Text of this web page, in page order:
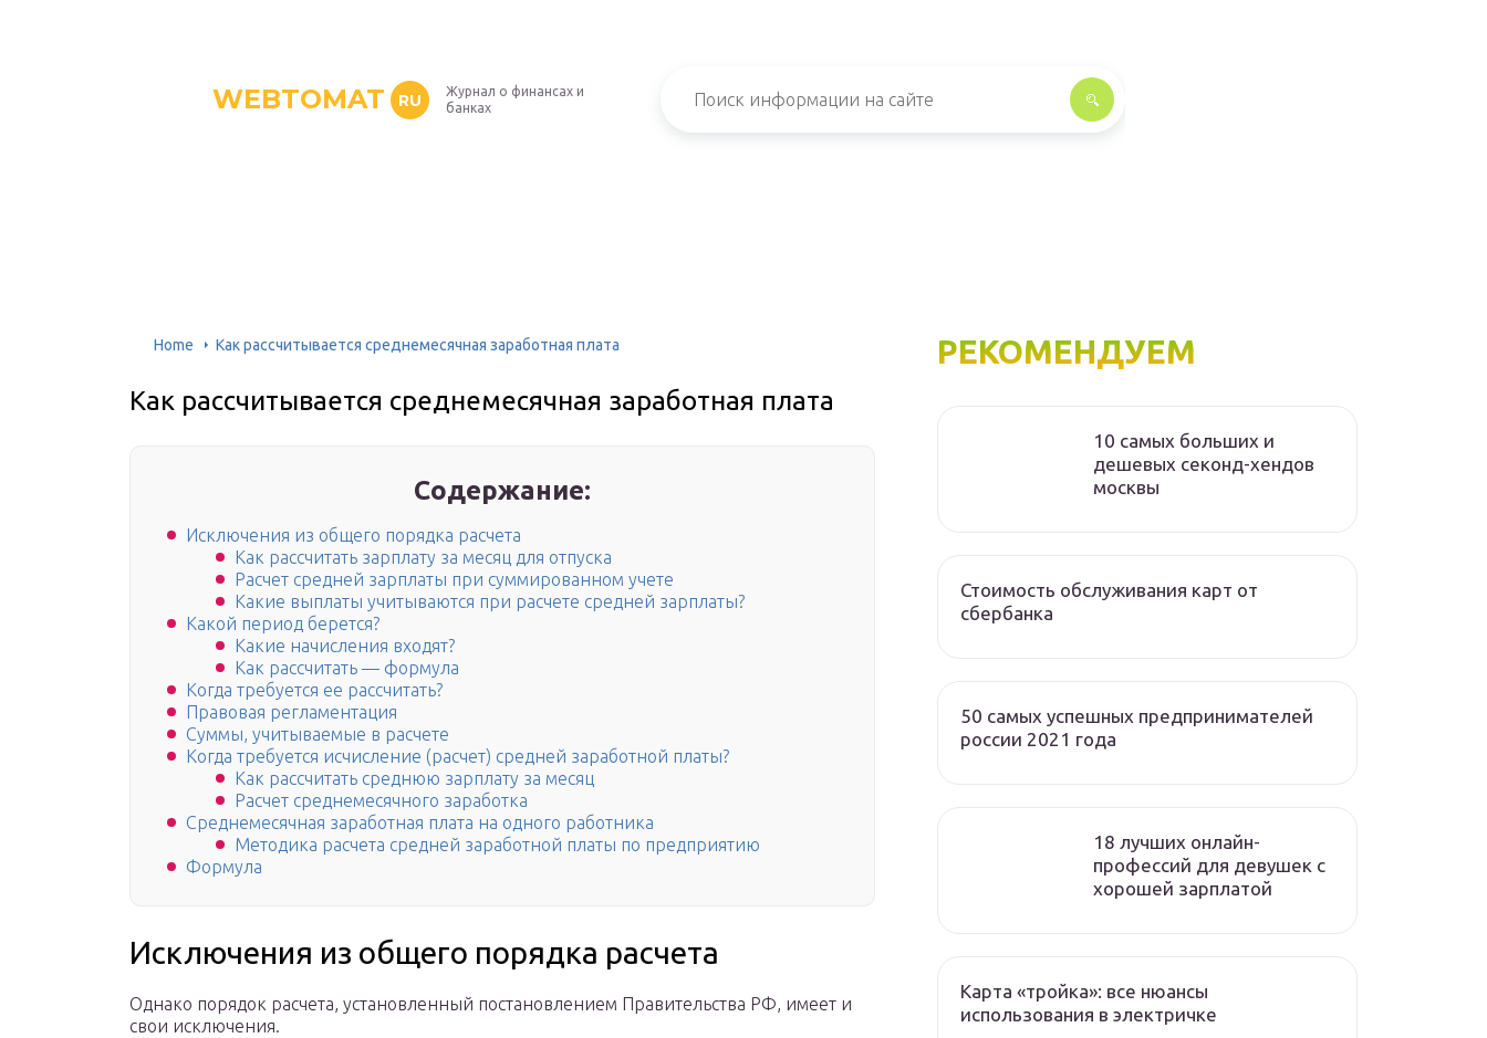
WEBTOMAT RU
Журнал о финансах и
банках
Home Как рассчитывается среднемесячная заработная плата
Как рассчитывается среднемесячная заработная плата
Содержание:
Исключения из общего порядка расчета
Как рассчитать зарплату за месяц для отпуска
Расчет средней зарплаты при суммированном учете
Какие выплаты учитываются при расчете средней зарплаты?
Какой период берется?
Какие начисления входят?
Как рассчитать — формула
Когда требуется ее рассчитать?
Правовая регламентация
Суммы, учитываемые в расчете
Когда требуется исчисление (расчет) средней заработной платы?
Как рассчитать среднюю зарплату за месяц
Расчет среднемесячного заработка
Среднемесячная заработная плата на одного работника
Методика расчета средней заработной платы по предприятию
Формула
Исключения из общего порядка расчета
Однако порядок расчета, установленный постановлением Правительства РФ, имеет и
свои исключения.
РЕКОМЕНДУЕМ
10 самых больших и
дешевых секонд-хендов
москвы
Стоимость обслуживания карт от
сбербанка
50 самых успешных предпринимателей
россии 2021 года
18 лучших онлайн-
профессий для девушек с
хорошей зарплатой
Карта «тройка»: все нюансы
использования в электричке